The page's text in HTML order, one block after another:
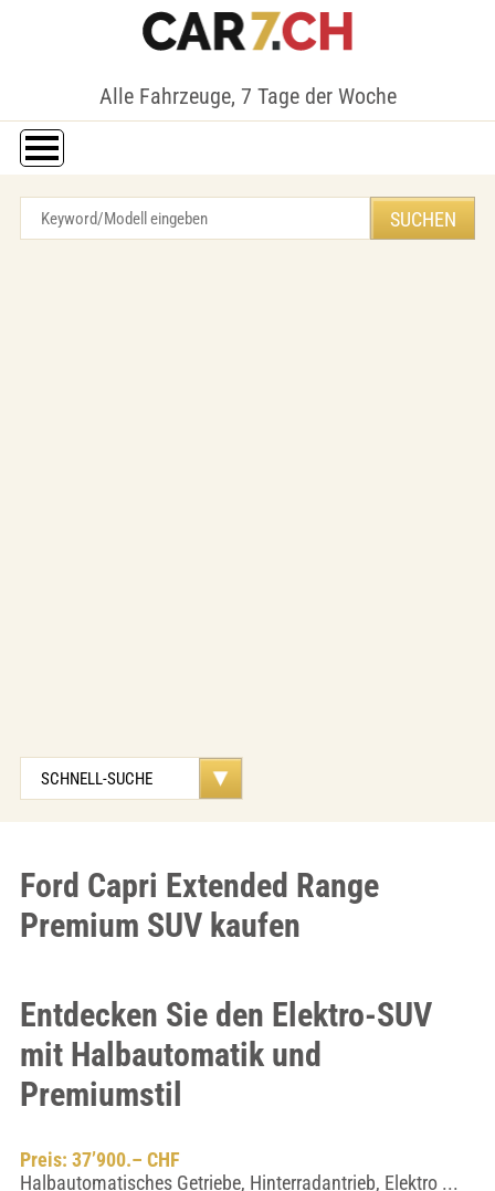
Alle Fahrzeuge, 7 Tage der Woche
Ford Capri Extended Range
Premium SUV kaufen
Entdecken Sie den Elektro-SUV
mit Halbautomatik und
Premiumstil
Preis: 37’900.– CHF
Halbautomatisches Getriebe, Hinterradantrieb, Elektro ...